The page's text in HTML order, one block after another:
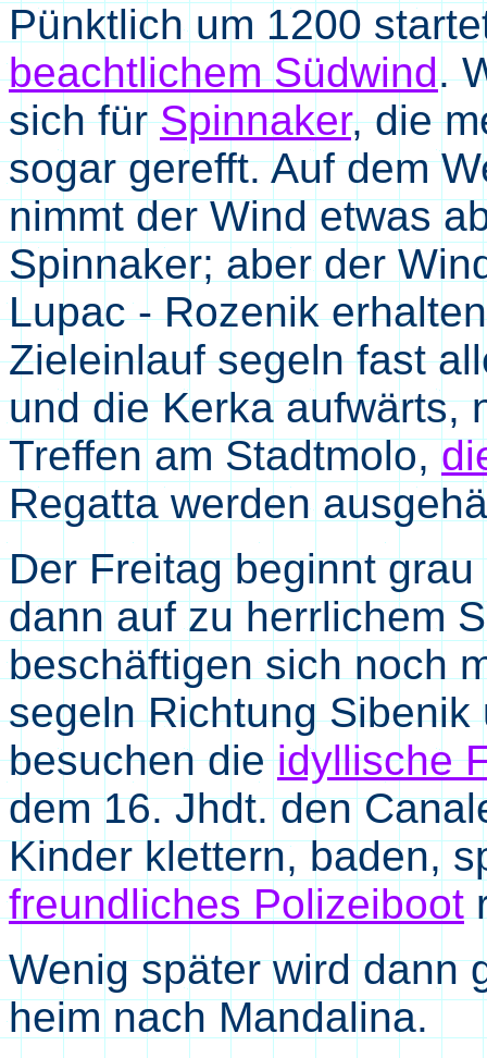
Pünktlich um 1200
beachtlichem Südwind.
sich fürSpinnaker, die
sogar gerefft. Auf dem
nimmt der Wind etwas
Spinnaker; aber der
Lupac - Rozenik
Zieleinlauf segeln fast
und die Kerka aufwärts,
Treffen am Stadtmolo,
Regatta werden
Der Freitag beginnt
dann auf zu herrlichem
beschäftigen sich noch
segeln Richtung
besuchen dieidyllische
dem 16. Jhdt. den
Kinder klettern, baden,
freundliches Polizeiboot
Wenig später wird dann
heim nach Mandalina.